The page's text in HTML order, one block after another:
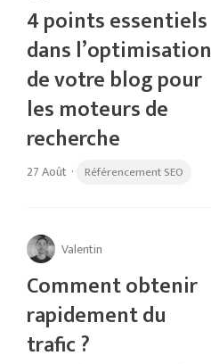
4 points essentiels
dans l’optimisation
de votre blog pour
les moteurs de
recherche
27 Août · Référencement SEO
Valentin
Comment obtenir
rapidement du
trafic ?